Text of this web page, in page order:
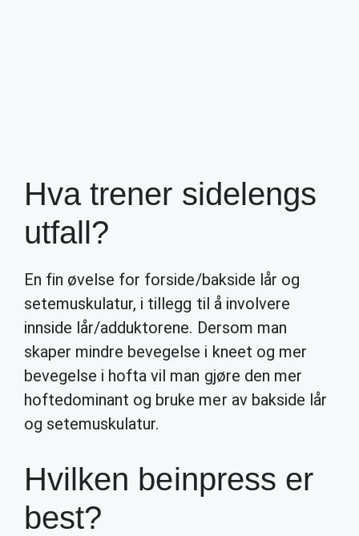
Hva trener sidelengs
utfall?
En fin øvelse for forside/bakside lår og
setemuskulatur, i tillegg til å involvere
innside lår/adduktorene. Dersom man
skaper mindre bevegelse i kneet og mer
bevegelse i hofta vil man gjøre den mer
hoftedominant og bruke mer av bakside lår
og setemuskulatur.
Hvilken beinpress er
best?